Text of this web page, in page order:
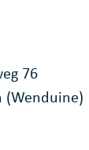
76
(Wenduine)